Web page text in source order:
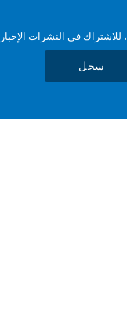
في النشرات
سجل